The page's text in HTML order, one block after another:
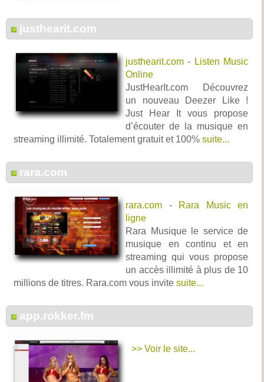
justhearit.com
justhearit.com - Listen Music
Online
JustHearIt.com Découvrez
un nouveau Deezer Like !
Just Hear It vous propose
d’écouter de la musique en
streaming illimité. Totalement gratuit et 100% suite...
rara.com
rara.com -
Rara Music en
ligne
Rara Musique le service de
musique en continu et en
streaming qui vous propose
un accès illimité à plus de 10
millions de titres. Rara.com vous invite suite...
app.rokker.fm
>> Voir le site...